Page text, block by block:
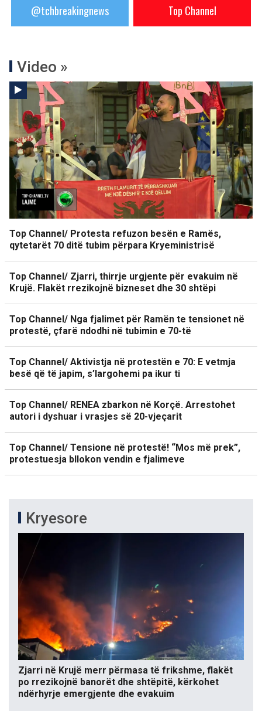
@tchbreakingnews Top Channel
Video »
Top Channel/ Protesta refuzon besën e Ramës,
qytetarët 70 ditë tubim përpara Kryeministrisë
Top Channel/ Zjarri, thirrje urgjente për evakuim në
Krujë. Flakët rrezikojnë bizneset dhe 30 shtëpi
Top Channel/ Nga fjalimet për Ramën te tensionet në
protestë, çfarë ndodhi në tubimin e 70-të
Top Channel/ Aktivistja në protestën e 70: E vetmja
besë që të japim, s’largohemi pa ikur ti
Top Channel/ RENEA zbarkon në Korçë. Arrestohet
autori i dyshuar i vrasjes së 20-vjeçarit
Top Channel/ Tensione në protestë! “Mos më prek”,
protestuesja bllokon vendin e fjalimeve
Kryesore
Zjarri në Krujë merr përmasa të frikshme, flakët
po rrezikojnë banorët dhe shtëpitë, kërkohet
ndërhyrje emergjente dhe evakuim